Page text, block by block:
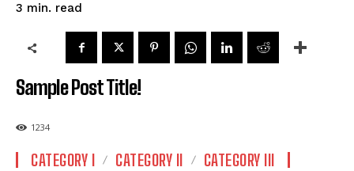
3 min. read
Sample Post Title!
1234
CATEGORY I CATEGORY II CATEGORY III